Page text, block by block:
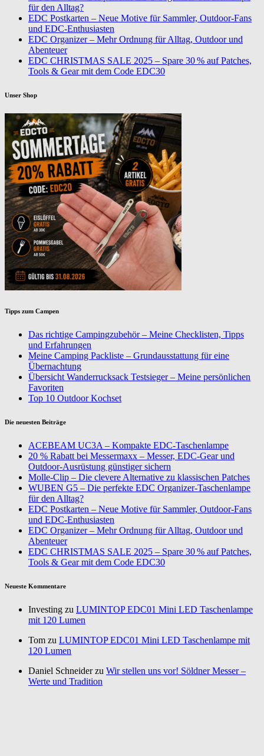
für den Alltag?
EDC Postkarten – Neue Motive für Sammler, Outdoor-Fans
und EDC-Enthusiasten
EDC Organizer – Mehr Ordnung für Alltag, Outdoor und
Abenteuer
EDC CHRISTMAS SALE 2025 – Spare 30 % auf Patches,
Tools & Gear mit dem Code EDC30
Unser Shop
Tipps zum Campen
Das richtige Campingzubehör – Meine Checklisten, Tipps
und Erfahrungen
Meine Camping Packliste – Grundausstattung für eine
Übernachtung
Übersicht Wanderrucksack Testsieger – Meine persönlichen
Favoriten
Top 10 Outdoor Kochset
Die neuesten Beiträge
ACEBEAM UC3A – Kompakte EDC-Taschenlampe
20 % Rabatt bei Messermaxx – Messer, EDC-Gear und
Outdoor-Ausrüstung günstiger sichern
Molle-Clip – Die clevere Alternative zu klassischen Patches
WUBEN G5 – Die perfekte EDC Organizer-Taschenlampe
für den Alltag?
EDC Postkarten – Neue Motive für Sammler, Outdoor-Fans
und EDC-Enthusiasten
EDC Organizer – Mehr Ordnung für Alltag, Outdoor und
Abenteuer
EDC CHRISTMAS SALE 2025 – Spare 30 % auf Patches,
Tools & Gear mit dem Code EDC30
Neueste Kommentare
Investing zu LUMINTOP EDC01 Mini LED Taschenlampe
mit 120 Lumen
Tom zu LUMINTOP EDC01 Mini LED Taschenlampe mit
120 Lumen
Daniel Schneider zu Wir stellen uns vor! Söldner Messer –
Werte und Tradition